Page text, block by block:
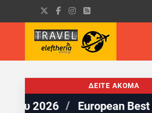
ΔΕΙΤΕ ΑΚΟΜΑ
Best Destinations: 5